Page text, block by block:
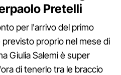
Pretelli
per l'arrivo del primo
proprio nel mese di
Giulia Salemi è super
di tenerlo tra le braccio